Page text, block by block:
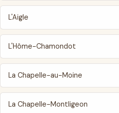
L'Aigle
L'Hôme-Chamondot
La Chapelle-au-Moine
La Chapelle-Montligeon